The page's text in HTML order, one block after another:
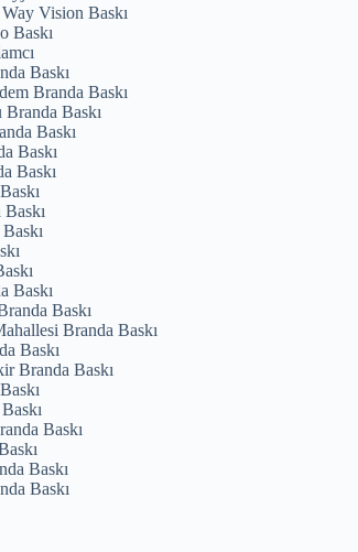
Vision Baskı
Baskı
Baskı
Branda Baskı
Baskı
Baskı
Baskı
Baskı
Baskı
Baskı
Branda Baskı
Baskı
Branda Baskı
Baskı
Baskı
Baskı